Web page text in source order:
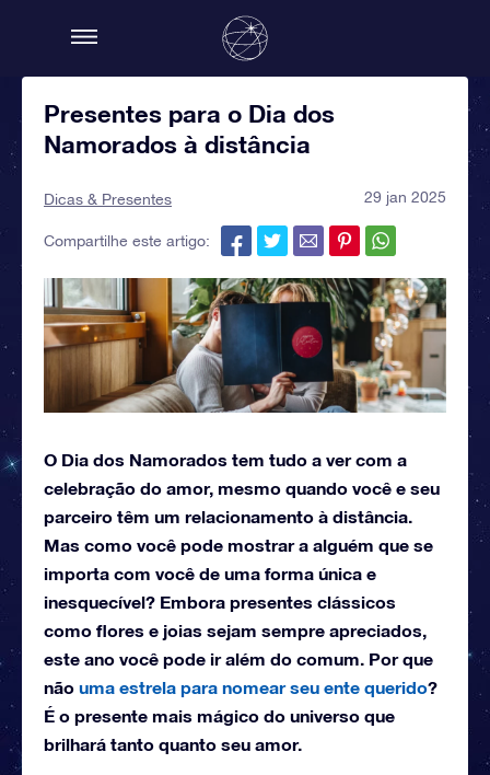
Presentes para o Dia dos
Namorados à distância
Dicas & Presentes 29 jan 2025
Compartilhe este artigo:
O Dia dos Namorados tem tudo a ver com a
celebração do amor, mesmo quando você e seu
parceiro têm um relacionamento à distância.
Mas como você pode mostrar a alguém que se
importa com você de uma forma única e
inesquecível? Embora presentes clássicos
como flores e joias sejam sempre apreciados,
este ano você pode ir além do comum. Por que
não uma estrela para nomear seu ente querido?
É o presente mais mágico do universo que
brilhará tanto quanto seu amor.